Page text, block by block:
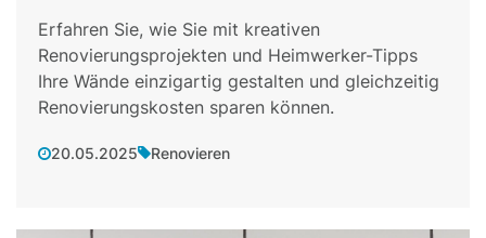
Erfahren Sie, wie Sie mit kreativen
Renovierungsprojekten und Heimwerker-Tipps
Ihre Wände einzigartig gestalten und gleichzeitig
Renovierungskosten sparen können.
20.05.2025 Renovieren